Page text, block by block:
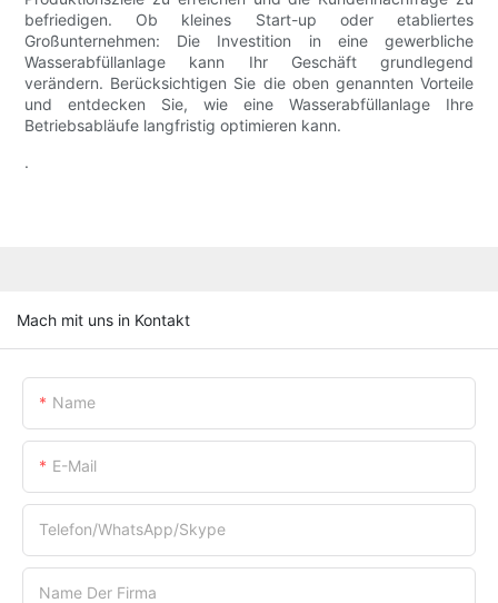
befriedigen. Ob kleines Start-up oder etabliertes
Großunternehmen: Die Investition in eine gewerbliche
Wasserabfüllanlage kann Ihr Geschäft grundlegend
verändern. Berücksichtigen Sie die oben genannten Vorteile
und entdecken Sie, wie eine Wasserabfüllanlage Ihre
Betriebsabläufe langfristig optimieren kann.
.
Mach mit uns in Kontakt
Name
E-Mail
Telefon/WhatsApp/Skype
Name Der Firma